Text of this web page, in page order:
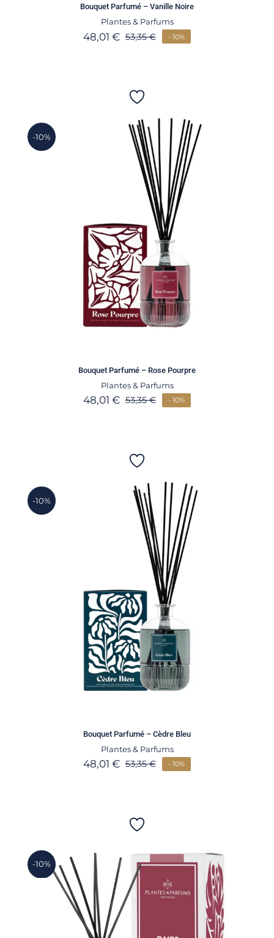
Bouquet Parfumé – Vanille Noire
Plantes & Parfums
53,35€
48,01 € - 10%
-10%
Bouquet Parfumé – Rose Pourpre
Plantes & Parfums
53,35€
48,01 € - 10%
-10%
Bouquet Parfumé – Cèdre Bleu
Plantes & Parfums
53,35€
48,01 € - 10%
-10%